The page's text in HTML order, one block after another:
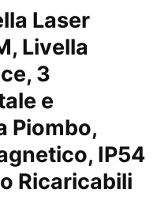
Laser
Livella
3
e
Piombo,
IP54
Ricaricabili